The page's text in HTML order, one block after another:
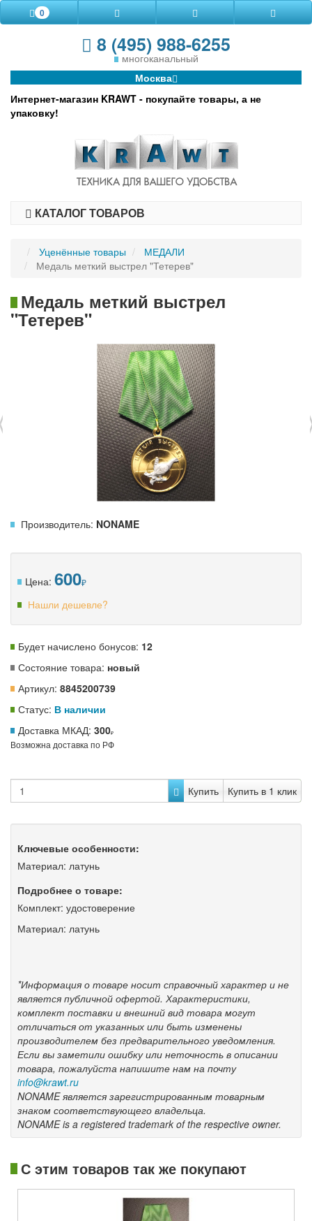
0
8 (495) 988-6255
многоканальный
Москва
Интернет-магазин KRAWT - покупайте товары, а не
упаковку!
КАТАЛОГ ТОВАРОВ
Уценённые товары
МЕДАЛИ
Медаль меткий выстрел "Тетерев"
Медаль меткий выстрел
"Тетерев"
Производитель: NONAME
Цена: 600
Нашли дешевле?
Будет начислено бонусов: 12
Состояние товара: новый
Артикул: 8845200739
Статус: В наличии
Доставка МКАД: 300
Возможна доставка по РФ
Купить Купить в 1 клик
Ключевые особенности:
Материал: латунь
Подробнее о товаре:
Комплект: удостоверение
Материал: латунь
*Информация о товаре носит справочный характер и не
является публичной офертой. Характеристики,
комплект поставки и внешний вид товара могут
отличаться от указанных или быть изменены
производителем без предварительного уведомления.
Если вы заметили ошибку или неточность в описании
товара, пожалуйста напишите нам на почту
info@krawt.ru
NONAME является зарегистрированным товарным
знаком соответствующего владельца.
NONAME is a registered trademark of the respective owner.
С этим товаров так же покупают